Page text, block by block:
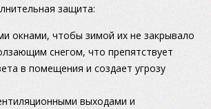
защита:
окнами, чтобы зимой их не закрывало
снегом, что препятствует
в помещения и создает угрозу
выходами и